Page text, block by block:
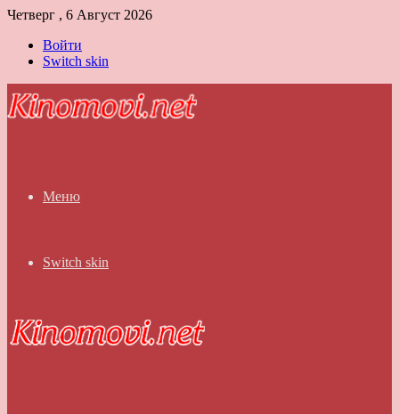
Четверг , 6 Август 2026
Войти
Switch skin
Меню
Switch skin